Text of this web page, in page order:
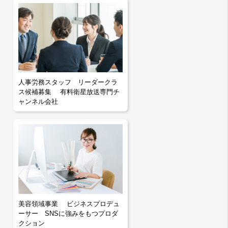
人事労務スタッフ リーダークラ
ス候補募集 有料衛星放送専門チ
ャンネル会社
美容領域事業 ビジネスプロデュ
ーサー SNSに強みをもつプロダ
クション